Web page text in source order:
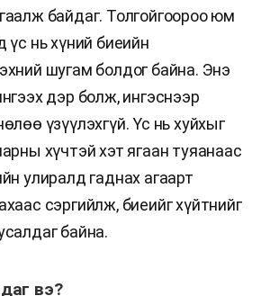
байдаг. Толгойгоороо юм
үс нь хүний биеийн
шугам болдог байна. Энэ
дэр болж, ингэснээр
үзүүлэхгүй. Үс нь хуйхыг
хүчтэй хэт ягаан туяанаас
улиралд гаднах агаарт
сэргийлж, биеийг хүйтнийг
байна.
вэ?